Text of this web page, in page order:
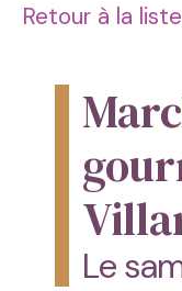
Retour à la
Le